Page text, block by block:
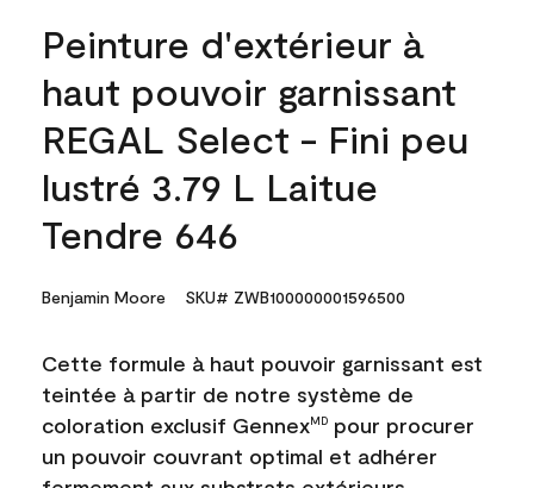
Peinture d'extérieur à
haut pouvoir garnissant
REGAL Select - Fini peu
lustré 3.79 L Laitue
Tendre 646
Benjamin Moore SKU# ZWB100000001596500
Cette formule à haut pouvoir garnissant est
teintée à partir de notre système de
coloration exclusif GennexMD pour procurer
un pouvoir couvrant optimal et adhérer